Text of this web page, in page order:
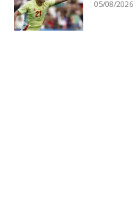
05/08/2026